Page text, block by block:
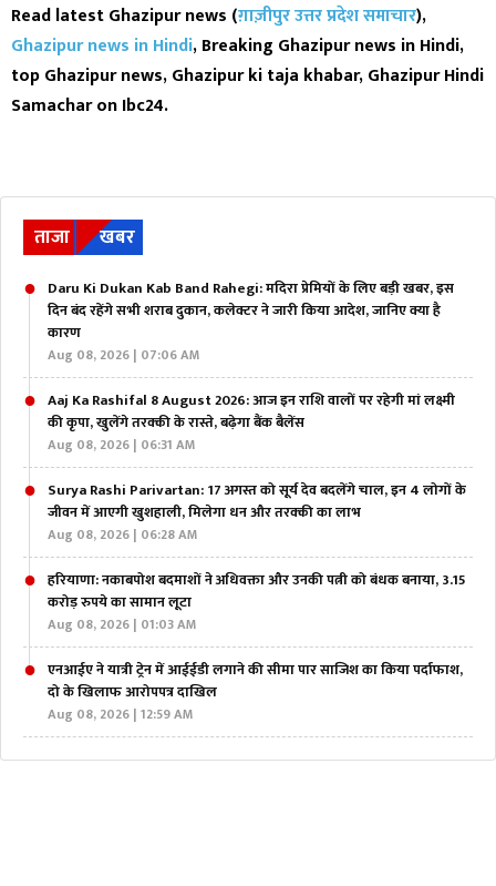
Read latest Ghazipur news (ग़ाज़ीपुर उत्तर प्रदेश समाचार),
Ghazipur news in Hindi, Breaking Ghazipur news in Hindi,
top Ghazipur news, Ghazipur ki taja khabar, Ghazipur Hindi
Samachar on Ibc24.
ताजा खबर
Daru Ki Dukan Kab Band Rahegi: मदिरा प्रेमियों के लिए बड़ी खबर, इस
दिन बंद रहेंगे सभी शराब दुकान, कलेक्टर ने जारी किया आदेश, जानिए क्या है
कारण
Aug 08, 2026 | 07:06 AM
Aaj Ka Rashifal 8 August 2026: आज इन राशि वालों पर रहेगी मां लक्ष्मी
की कृपा, खुलेंगे तरक्की के रास्ते, बढ़ेगा बैंक बैलेंस
Aug 08, 2026 | 06:31 AM
Surya Rashi Parivartan: 17 अगस्त को सूर्य देव बदलेंगे चाल, इन 4 लोगों के
जीवन में आएगी खुशहाली, मिलेगा धन और तरक्की का लाभ
Aug 08, 2026 | 06:28 AM
हरियाणा: नकाबपोश बदमाशों ने अधिवक्ता और उनकी पत्नी को बंधक बनाया, 3.15
करोड़ रुपये का सामान लूटा
Aug 08, 2026 | 01:03 AM
एनआईए ने यात्री ट्रेन में आईईडी लगाने की सीमा पार साजिश का किया पर्दाफाश,
दो के खिलाफ आरोपपत्र दाखिल
Aug 08, 2026 | 12:59 AM